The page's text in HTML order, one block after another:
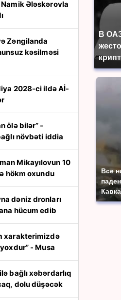
В
Все
kəsilməsi
növbəti iddia
hökm oxundu
hücum edib
- Musa
dolu düşəcək